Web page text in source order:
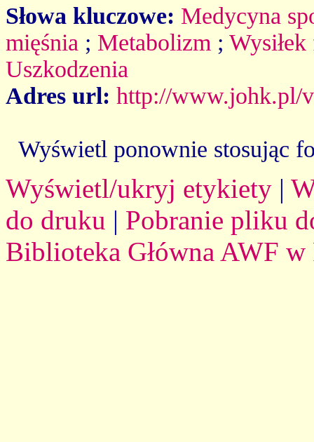
Słowa kluczowe: Medycyna
mięśnia ; Metabolizm ;
Uszkodzenia
Adres url: http://www.johk.pl/
Wyświetl ponownie stosując
Wyświetl/ukryj etykiety |
do druku | Pobranie pliku
Biblioteka Główna AWF w